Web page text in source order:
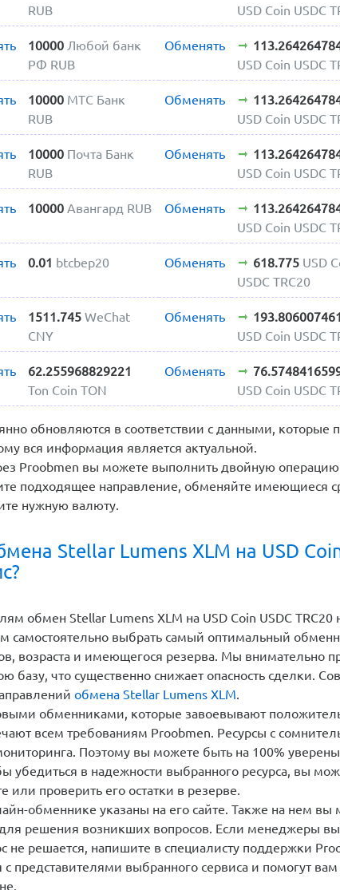
RUB
USD Coin USDC
10000 Любой банк
РФ RUB
Обменять
USD Coin USDC
10000 МТС Банк
RUB
Обменять
USD Coin USDC
10000 Почта Банк
RUB
Обменять
USD Coin USDC
10000 Авангард RUB Обменять
USD Coin USDC
0.01 btcbep20 Обменять 618.775 USD
USDC TRC20
1511.745 WeChat
CNY
Обменять
USD Coin USDC
62.255968829221
Ton Coin TON
Обменять
USD Coin USDC
обновляются в соответствии с данными, которые
вся информация является актуальной.
Proobmen вы можете выполнить двойную
подходящее направление, обменяйте имеющиеся
нужную валюту.
Stellar Lumens XLM на USD
обмен Stellar Lumens XLM на USD Coin USDC TRC20
самостоятельно выбрать самый оптимальный
возраста и имеющегося резерва. Мы внимательно
базу, что существенно снижает опасность сделки.
обмена Stellar Lumens XLM.
обменниками, которые завоевывают
всем требованиям Proobmen. Ресурсы с
Поэтому вы можете быть на 100%
убедиться в надежности выбранного ресурса, вы
или проверить его остатки в резерве.
обменнике указаны на его сайте. Также на нем вы
для решения возникших вопросов. Если менеджеры
не решается, напишите в специалисту поддержки
с представителями выбранного сервиса и помогут